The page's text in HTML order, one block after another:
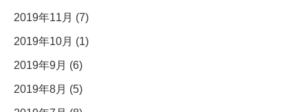
2019年11月 (7)
2019年10月 (1)
2019年9月 (6)
2019年8月 (5)